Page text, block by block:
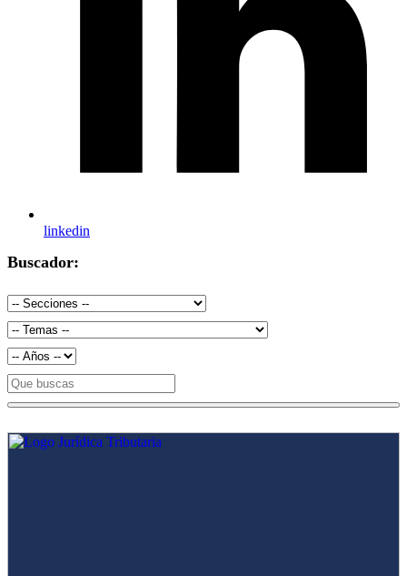
linkedin
Buscador: